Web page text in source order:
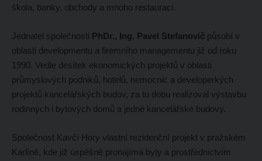
škola, banky, obchody a mnoho restaurací.
Jednatel společnosti PhDr., Ing. Pavel Stefanovič působí v
oblasti developmentu a firemního managementu již od roku
1990. Vedle desítek ekonomických projektů v oblasti
průmyslových podniků, hotelů, nemocnic a developerkých
projektů kancelářských budov, za tu dobu realizoval výstavbu
rodinných i bytových domů a jedné kancelářské budovy.
Společnost Kavčí Hory vlastní rezidenční projekt v pražském
Karlíně, kde již úspěšně pronajímá byty a prostřednictvím